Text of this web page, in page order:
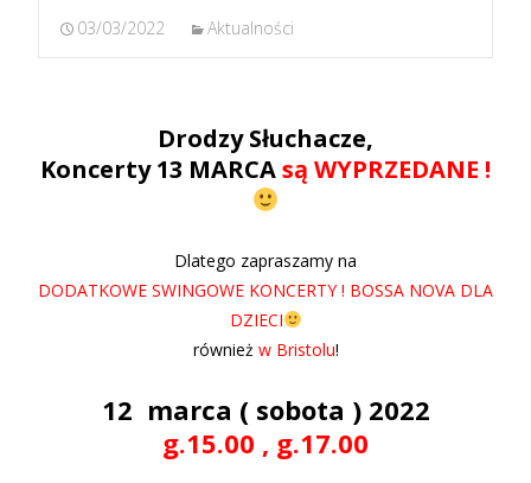
03/03/2022 Aktualności
Drodzy Słuchacze,
Koncerty 13 MARCAsą WYPRZEDANE !
Dlatego zapraszamy na
DODATKOWE SWINGOWE KONCERTY ! BOSSA NOVA DLA
DZIECI
również w Bristolu!
12 marca ( sobota ) 2022
g.15.00 , g.17.00